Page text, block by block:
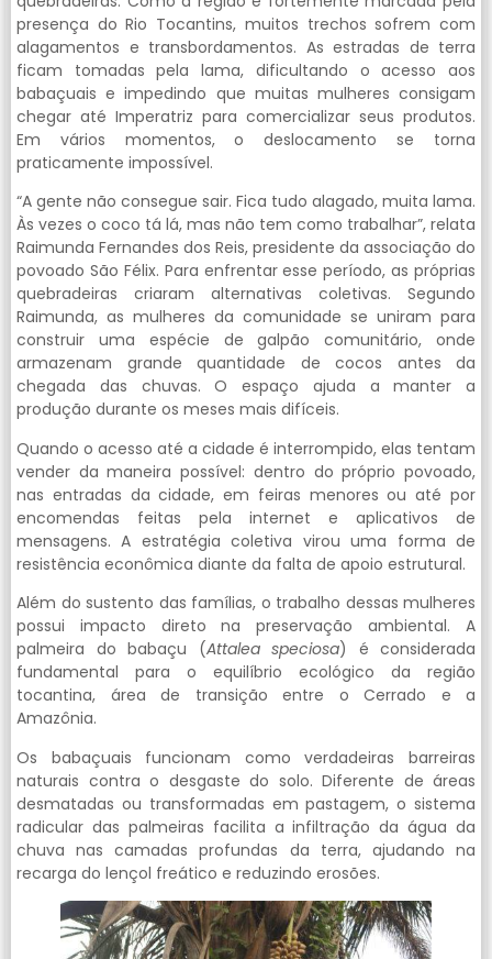
presença do Rio Tocantins, muitos trechos sofrem com
alagamentos e transbordamentos. As estradas de terra
ficam tomadas pela lama, dificultando o acesso aos
babaçuais e impedindo que muitas mulheres consigam
chegar até Imperatriz para comercializar seus produtos.
Em vários momentos, o deslocamento se torna
praticamente impossível.
“A gente não consegue sair. Fica tudo alagado, muita lama.
Às vezes o coco tá lá, mas não tem como trabalhar”, relata
Raimunda Fernandes dos Reis, presidente da associação do
povoado São Félix. Para enfrentar esse período, as próprias
quebradeiras criaram alternativas coletivas. Segundo
Raimunda, as mulheres da comunidade se uniram para
construir uma espécie de galpão comunitário, onde
armazenam grande quantidade de cocos antes da
chegada das chuvas. O espaço ajuda a manter a
produção durante os meses mais difíceis.
Quando o acesso até a cidade é interrompido, elas tentam
vender da maneira possível: dentro do próprio povoado,
nas entradas da cidade, em feiras menores ou até por
encomendas feitas pela internet e aplicativos de
mensagens. A estratégia coletiva virou uma forma de
resistência econômica diante da falta de apoio estrutural.
Além do sustento das famílias, o trabalho dessas mulheres
possui impacto direto na preservação ambiental. A
palmeira do babaçu (Attalea speciosa) é considerada
fundamental para o equilíbrio ecológico da região
tocantina, área de transição entre o Cerrado e a
Amazônia.
Os babaçuais funcionam como verdadeiras barreiras
naturais contra o desgaste do solo. Diferente de áreas
desmatadas ou transformadas em pastagem, o sistema
radicular das palmeiras facilita a infiltração da água da
chuva nas camadas profundas da terra, ajudando na
recarga do lençol freático e reduzindo erosões.